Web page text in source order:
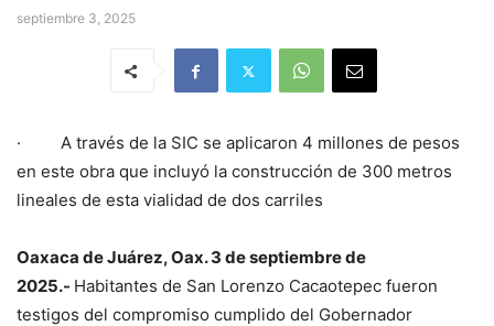
septiembre 3, 2025
· A través de la SIC se aplicaron 4 millones de pesos
en este obra que incluyó la construcción de 300 metros
lineales de esta vialidad de dos carriles
Oaxaca de Juárez, Oax. 3 de septiembre de
2025.- Habitantes de San Lorenzo Cacaotepec fueron
testigos del compromiso cumplido del Gobernador